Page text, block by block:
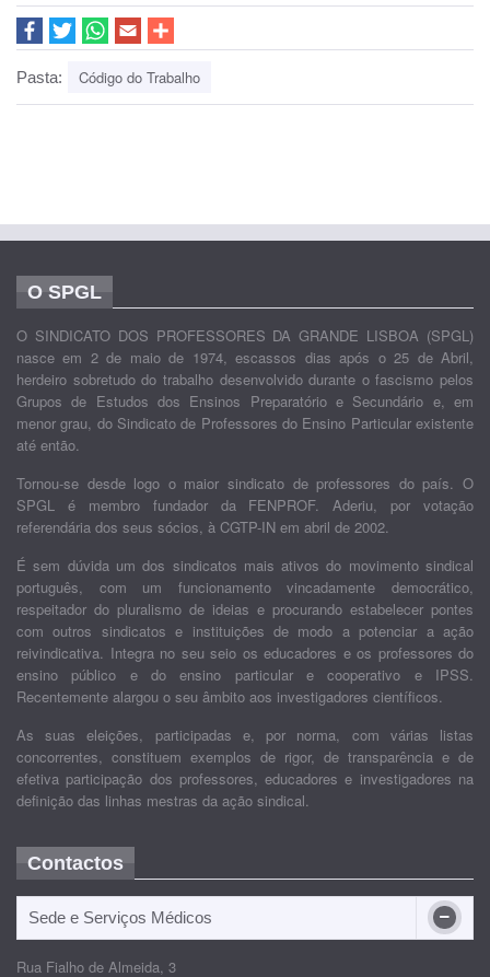
Pasta: Código do Trabalho
O SPGL
O SINDICATO DOS PROFESSORES DA GRANDE LISBOA (SPGL)
nasce em 2 de maio de 1974, escassos dias após o 25 de Abril,
herdeiro sobretudo do trabalho desenvolvido durante o fascismo pelos
Grupos de Estudos dos Ensinos Preparatório e Secundário e, em
menor grau, do Sindicato de Professores do Ensino Particular existente
até então.
Tornou-se desde logo o maior sindicato de professores do país. O
SPGL é membro fundador da FENPROF. Aderiu, por votação
referendária dos seus sócios, à CGTP-IN em abril de 2002.
É sem dúvida um dos sindicatos mais ativos do movimento sindical
português, com um funcionamento vincadamente democrático,
respeitador do pluralismo de ideias e procurando estabelecer pontes
com outros sindicatos e instituições de modo a potenciar a ação
reivindicativa. Integra no seu seio os educadores e os professores do
ensino público e do ensino particular e cooperativo e IPSS.
Recentemente alargou o seu âmbito aos investigadores científicos.
As suas eleições, participadas e, por norma, com várias listas
concorrentes, constituem exemplos de rigor, de transparência e de
efetiva participação dos professores, educadores e investigadores na
definição das linhas mestras da ação sindical.
Contactos
Sede e Serviços Médicos
Rua Fialho de Almeida, 3